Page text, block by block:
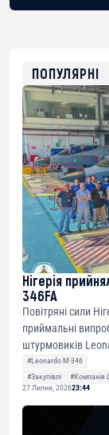
ПОПУЛЯРНІ
Нігерія
346FA
Повітряні сили
приймальні
штурмовиків
#Leonardo M-346
#Закупівлі
#Компанія
27 Липня, 202623:44